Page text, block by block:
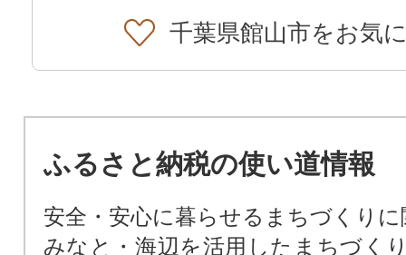
千葉県館山市をお気
ふるさと納税の使い道情報
安全・安心に暮らせるまちづくり
みなと・海辺を活用したまちづく